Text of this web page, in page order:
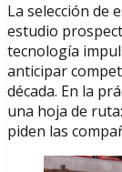
La selección de
estudio
tecnología
anticipar
década. En la
una hoja de
piden las